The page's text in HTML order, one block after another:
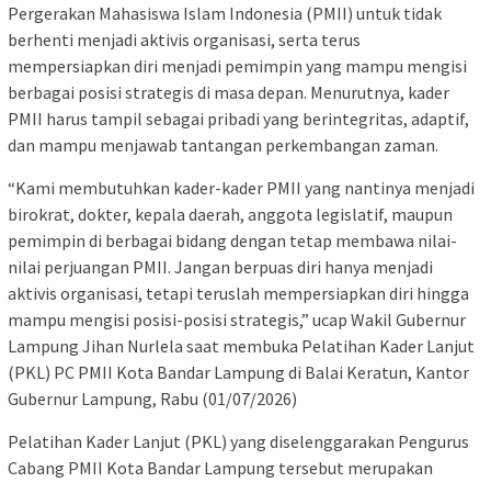
Pergerakan Mahasiswa Islam Indonesia (PMII) untuk tidak
berhenti menjadi aktivis organisasi, serta terus
mempersiapkan diri menjadi pemimpin yang mampu mengisi
berbagai posisi strategis di masa depan. Menurutnya, kader
PMII harus tampil sebagai pribadi yang berintegritas, adaptif,
dan mampu menjawab tantangan perkembangan zaman.
“Kami membutuhkan kader-kader PMII yang nantinya menjadi
birokrat, dokter, kepala daerah, anggota legislatif, maupun
pemimpin di berbagai bidang dengan tetap membawa nilai-
nilai perjuangan PMII. Jangan berpuas diri hanya menjadi
aktivis organisasi, tetapi teruslah mempersiapkan diri hingga
mampu mengisi posisi-posisi strategis,” ucap Wakil Gubernur
Lampung Jihan Nurlela saat membuka Pelatihan Kader Lanjut
(PKL) PC PMII Kota Bandar Lampung di Balai Keratun, Kantor
Gubernur Lampung, Rabu (01/07/2026)
Pelatihan Kader Lanjut (PKL) yang diselenggarakan Pengurus
Cabang PMII Kota Bandar Lampung tersebut merupakan